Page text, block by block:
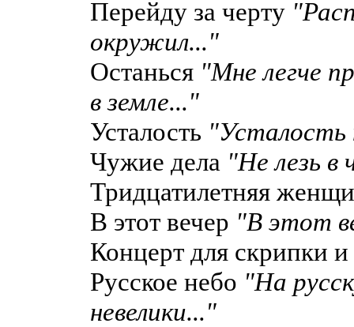
Перейду за черту
окружил..."
Останься "Мне легче
в земле..."
Усталость "Усталость
Чужие дела "Не лезь в
Тридцатилетняя
В этот вечер "В этот
Концерт для скрипки и
Русское небо "На
невелики..."